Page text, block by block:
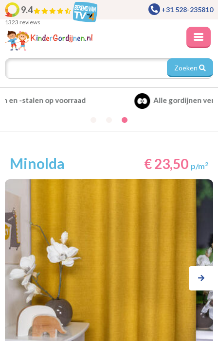
9.4
1323 reviews
+31 528-235810
Zoeken
Alle gordijnen verduisterend leverbaar
Minolda € 23,50 p/m2